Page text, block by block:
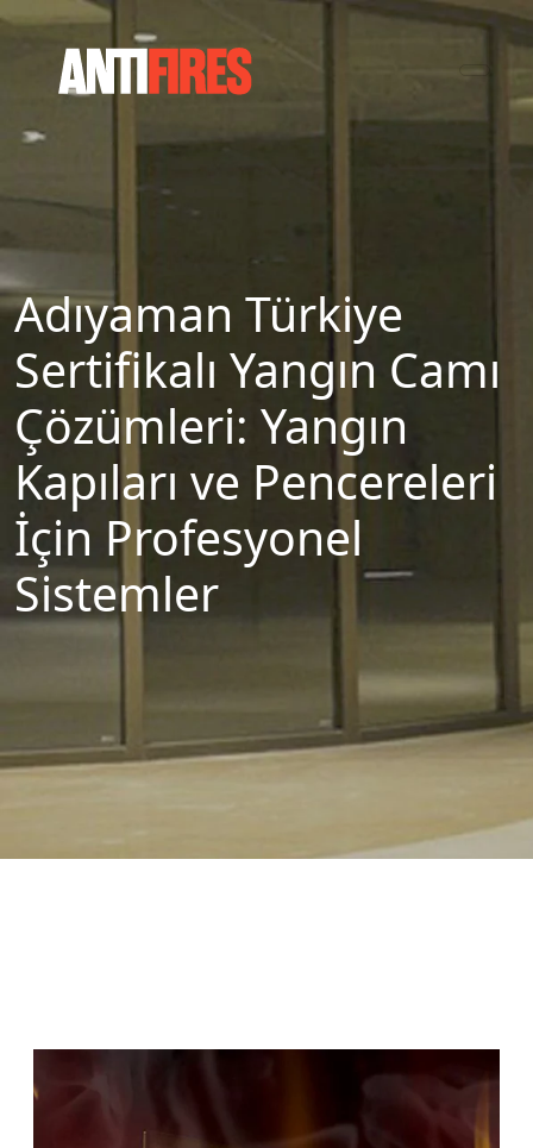
Adıyaman Türkiye
Sertifikalı Yangın Camı
Çözümleri: Yangın
Kapıları ve Pencereleri
İçin Profesyonel
Sistemler